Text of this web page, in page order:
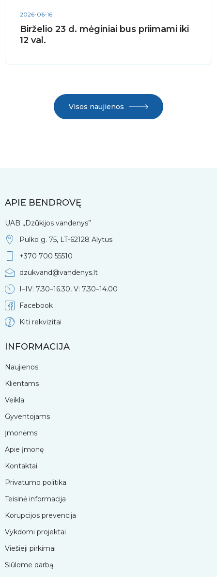
2026-06-16
Birželio 23 d. mėginiai bus priimami iki
12 val.
Visos naujienos
APIE BENDROVĘ
UAB „Dzūkijos vandenys”
Pulko g. 75, LT-62128 Alytus
+370 700 55510
dzukvand@vandenys.lt
I–IV: 7.30–16.30, V: 7.30–14.00
Facebook
Kiti rekvizitai
INFORMACIJA
Naujienos
Klientams
Veikla
Gyventojams
Įmonėms
Apie įmonę
Kontaktai
Privatumo politika
Teisinė informacija
Korupcijos prevencija
Vykdomi projektai
Viešieji pirkimai
Siūlome darbą